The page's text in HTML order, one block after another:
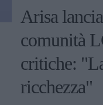
Arisa
comunità
critiche:
ricchezza"